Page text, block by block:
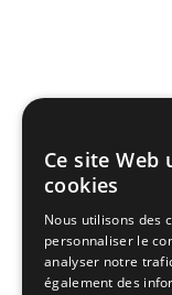
Ce site Web
cookies
Nous utilisons des
personnaliser le
analyser notre
également des